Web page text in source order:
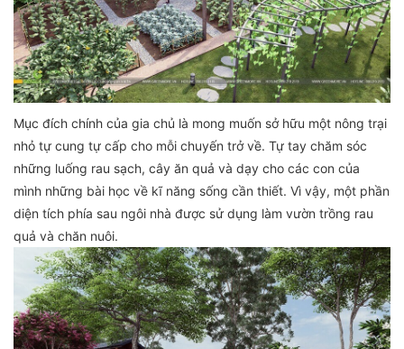
Mục đích chính của gia chủ là mong muốn sở hữu một nông trại
nhỏ tự cung tự cấp cho mỗi chuyến trở về. Tự tay chăm sóc
những luống rau sạch, cây ăn quả và dạy cho các con của
mình những bài học về kĩ năng sống cần thiết. Vì vậy, một phần
diện tích phía sau ngôi nhà được sử dụng làm vườn trồng rau
quả và chăn nuôi.